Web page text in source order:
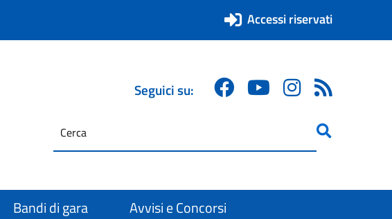
Accessi riservati
Seguici su:
da
ricerca
Bandi di gara
Avvisi e Concorsi